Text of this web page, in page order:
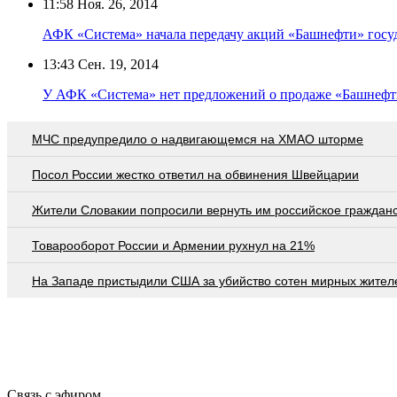
11:58 Ноя. 26, 2014
АФК «Система» начала передачу акций «Башнефти»
13:43 Сен. 19, 2014
У АФК «Система» нет предложений о продаже
МЧС предупредило о надвигающемся на ХМАО шторме
Посол России жестко ответил на обвинения Швейцарии
Жители Словакии попросили вернуть им российское
Товарооборот России и Армении рухнул на 21%
На Западе пристыдили США за убийство сотен мирных